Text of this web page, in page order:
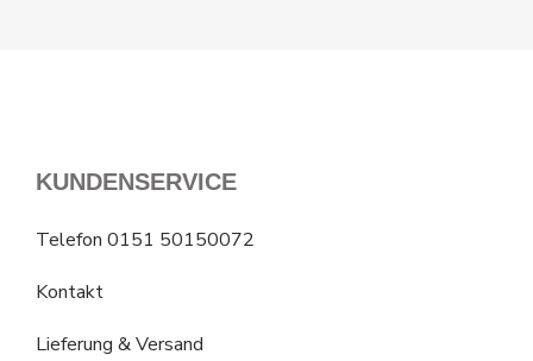
KUNDENSERVICE
Telefon 0151 50150072
Kontakt
Lieferung & Versand